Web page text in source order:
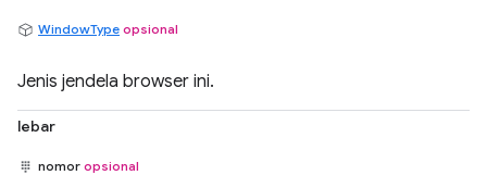
WindowType opsional
Jenis jendela browser ini.
lebar
nomor opsional